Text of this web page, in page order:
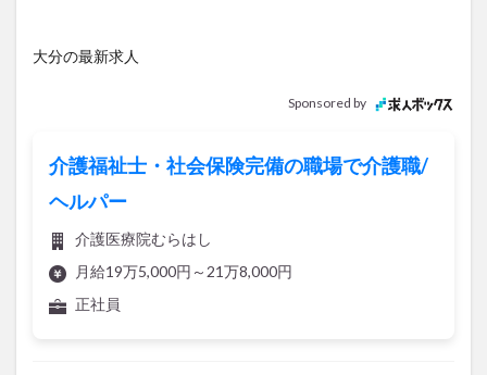
大分の最新求人
Sponsored by
介護福祉士・社会保険完備の職場で介護職/
ヘルパー
介護医療院むらはし
月給19万5,000円～21万8,000円
正社員
ウクライナ
サイゼリヤ
サウナ
ジャマイカ料理
ジャークチキン
スイーツ
スタバ
チキンカレー
テイクアウト
トキハ本店
ハロウィン
ハンバーガー
ハンバーグ